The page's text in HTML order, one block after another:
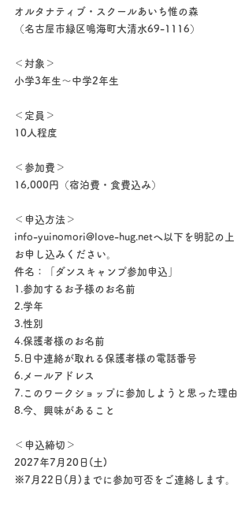
オルタナティブ・スクールあいち惟の森
（名古屋市緑区鳴海町大清水69-1116）
＜対象＞
小学3年生〜中学2年生
＜定員＞
10人程度
＜参加費＞
16,000円（宿泊費・食費込み）
＜申込方法＞
info-yuinomori@love-hug.netへ以下を明記の上
お申し込みください。
件名：「ダンスキャンプ参加申込」
1.参加するお子様のお名前
2.学年
3.性別
4.保護者様のお名前
5.日中連絡が取れる保護者様の電話番号
6.メールアドレス
7.このワークショップに参加しようと思った理由
8.今、興味があること
＜申込締切＞
2027年7月20日(土)
※7月22日(月)までに参加可否をご連絡します。